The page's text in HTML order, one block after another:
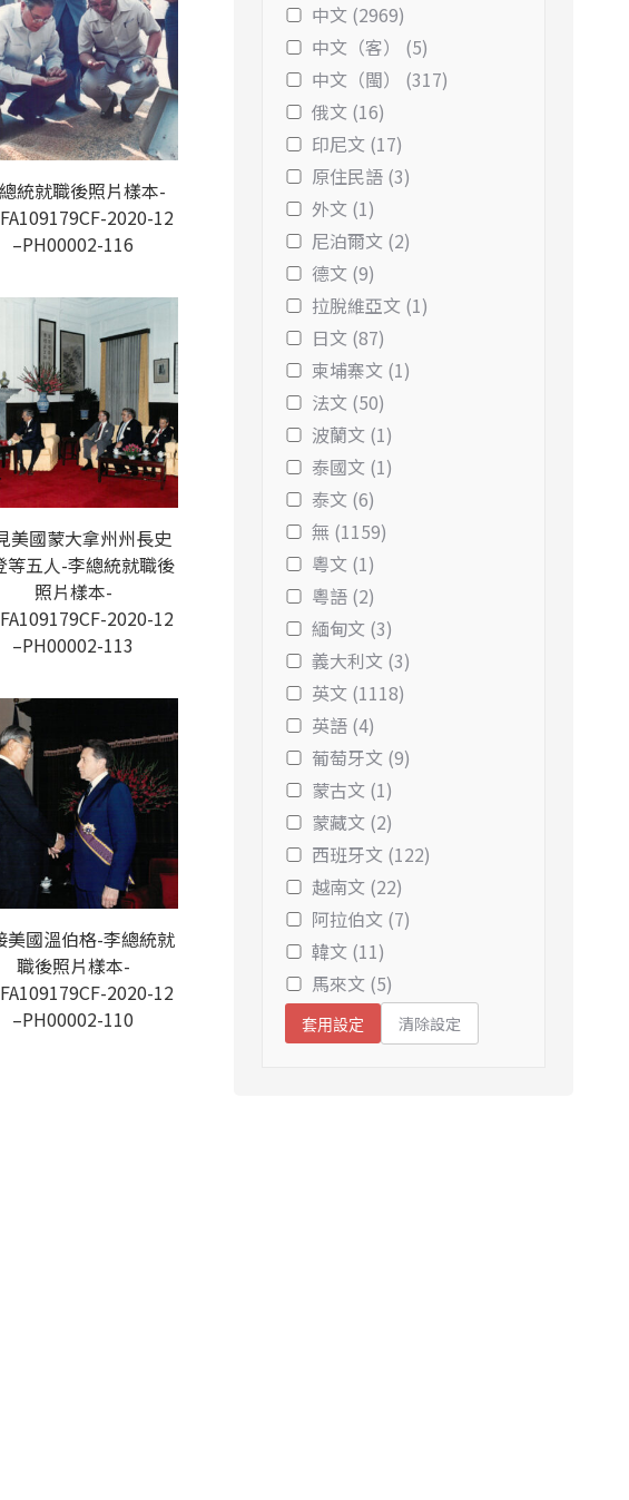
統就職後照片樣本-
2020-12
–PH00002-116
美國蒙大拿州州長史
等五人-李總統就職後
照片樣本-
2020-12
–PH00002-113
美國溫伯格-李總統就
職後照片樣本-
2020-12
–PH00002-110
中文 (2969)
中文（客） (5)
中文（閩） (317)
俄文 (16)
印尼文 (17)
原住民語 (3)
外文 (1)
尼泊爾文 (2)
德文 (9)
拉脫維亞文 (1)
日文 (87)
柬埔寨文 (1)
法文 (50)
波蘭文 (1)
泰國文 (1)
泰文 (6)
無 (1159)
粵文 (1)
粵語 (2)
緬甸文 (3)
義大利文 (3)
英文 (1118)
英語 (4)
葡萄牙文 (9)
蒙古文 (1)
蒙藏文 (2)
西班牙文 (122)
越南文 (22)
阿拉伯文 (7)
韓文 (11)
馬來文 (5)
套用設定 清除設定